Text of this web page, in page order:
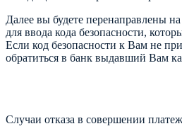
Далее вы будете перенаправлены
для ввода кода безопасности,
Если код безопасности к Вам не
обратиться в банк выдавший Вам
Случаи отказа в совершении